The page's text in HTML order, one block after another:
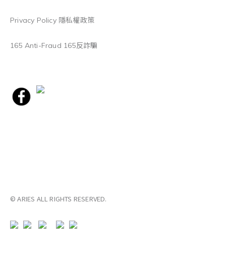
Privacy Policy 隱私權政策
165 Anti-Fraud 165反詐騙
© ARIES ALL RIGHTS RESERVED.